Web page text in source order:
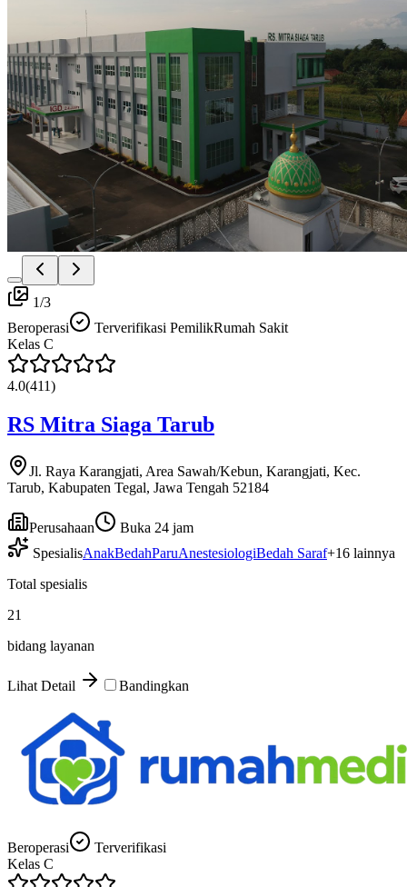
1/3
Beroperasi
Terverifikasi PemilikRumah Sakit
Kelas C
4.0(411)
RS Mitra Siaga Tarub
Jl. Raya Karangjati, Area Sawah/Kebun, Karangjati, Kec.
Tarub, Kabupaten Tegal, Jawa Tengah 52184
Perusahaan
Buka 24 jam
SpesialisAnakBedahParuAnestesiologiBedah Saraf+16 lainnya
Total spesialis
21
bidang layanan
Lihat Detail Bandingkan
Beroperasi
Terverifikasi
Kelas C